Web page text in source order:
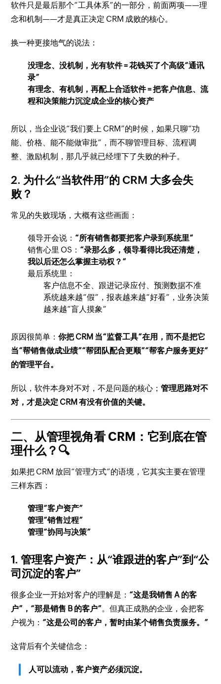
软件只是最后那个“工具体系”的一部分，前面两项——理
念和机制——才是真正决定 CRM 成败的核心。
换一种更接地气的说法：
没理念、没机制，光有软件 = 花钱买了个高级“通讯
录”
有理念、有机制，再配上合适软件 = 把客户信息、流
程和决策能力沉淀成企业的核心资产
所以，当企业说“我们要上 CRM”的时候，如果只聊“功
能、价格、能不能做审批”，而不聊管理目标、流程调
整、激励机制，那几乎就已经埋下了失败的种子。
2. 为什么“当软件用”的 CRM 大多会失
败？
常见的失败现场，大概有这些画面：
领导开会说： “所有销售都要把客户录到系统里”
销售心里 OS： “录那么多，领导看得比我还清楚，
我以后还怎么掌握主动权？”
最后系统里：
客户信息不全、跟进记录应付、预测数据不准
系统越来越“假”，报表越来越“好看”，业务决策
越来越“盲人摸象”
原因很简单：你把 CRM 当“监督工具”在用，而不是把它
当“帮销售做成业绩”“帮团队配合更顺”“帮客户服务更好”
的管理平台。
所以，软件本身对不对，不是问题的核心；管理思路对不
对，才是决定 CRM 有没有价值的关键。
二、从管理视角看 CRM：它到底在管
理什么？🔍
如果把 CRM 放回“管理方式”的语境，它其实主要在管理
三样东西：
管理“客户资产”
管理“销售过程”
管理“协同与决策”
1. 管理客户资产：从“谁跟进的客户”到“公
司沉淀的客户”
很多企业一开始对客户的理解是： “这是我销售 A 的客
户”，“那是销售 B 的客户”。但真正成熟的企业，会把客
户视为： “这是公司的客户，暂时由某个销售负责服务。”
这背后有个关键信念：
人可以流动，客户资产必须沉淀。